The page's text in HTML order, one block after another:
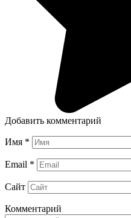
Добавить комментарий
Имя *
Email *
Сайт
Комментарий